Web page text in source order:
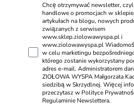
Chcę otrzymywać newsletter,
handlowe o promocjach w
artykułach na blogu, nowych
związanych z serwisem
www.sklep.ziolowawyspa.pl i
www.ziolowawyspa.pl
w celu marketingu
którego zostanie wykorzystany
adres e-mail. Administratorem
ZIOŁOWA WYSPA Małgorzata
siedzibą w Skrzydlnej. Więcej
przeczytasz w Polityce
Regulaminie Newslettera.